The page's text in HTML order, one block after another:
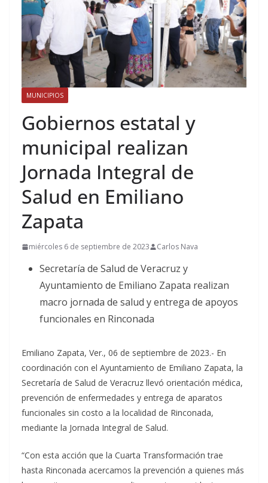
MUNICIPIOS
Gobiernos estatal y
municipal realizan
Jornada Integral de
Salud en Emiliano
Zapata
miércoles 6 de septiembre de 2023 Carlos Nava
Secretaría de Salud de Veracruz y
Ayuntamiento de Emiliano Zapata realizan
macro jornada de salud y entrega de apoyos
funcionales en Rinconada
Emiliano Zapata, Ver., 06 de septiembre de 2023.- En
coordinación con el Ayuntamiento de Emiliano Zapata, la
Secretaría de Salud de Veracruz llevó orientación médica,
prevención de enfermedades y entrega de aparatos
funcionales sin costo a la localidad de Rinconada,
mediante la Jornada Integral de Salud.
“Con esta acción que la Cuarta Transformación trae
hasta Rinconada acercamos la prevención a quienes más